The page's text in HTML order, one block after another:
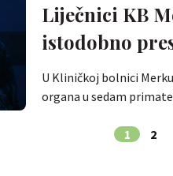
Liječnici KB
istodobno
U Kliničkoj bolnici
organa u sedam
1 2